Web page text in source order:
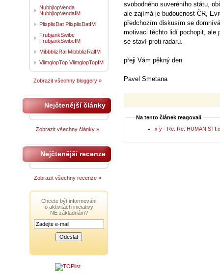
svobodného suveréního státu,
ale zajímá je budoucnost ČR,
předchozím diskusím se
motivaci těchto lidí pochopit, ale
se staví proti radaru.
přeji Vám pěkný den
Pavel Smetana
Na tento článek reagovali
x y - Re: Re:
NubbjlopVenda
NubbjlopVendaIM
PlixplixDat PlixplixDatIM
FrubjankSwibe
FrubjankSwibeIM
MibbblizRal MibbblizRalIM
VlimglopTop VlimglopTopIM
Zobrazit všechny bloggery »
Nejčtenější články
Zobrazit všechny články »
Nejčtenější recenze
Zobrazit všechny recenze »
Chcete být informováni
o aktivitách iniciativy
NE základnám?